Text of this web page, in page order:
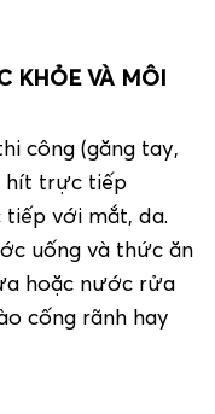
KHỎE VÀ MÔI
công (găng tay,
hít trực tiếp
với mắt, da.
uống và thức ăn
hoặc nước rửa
cống rãnh hay